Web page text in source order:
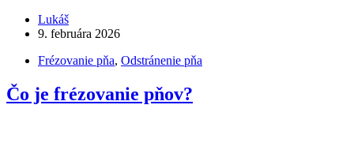
Lukáš
9. februára 2026
Frézovanie pňa, Odstránenie pňa
Čo je frézovanie pňov?